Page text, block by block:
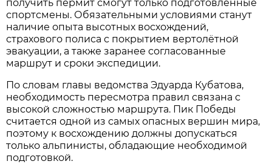
получить пермит смогут только подготовленные
спортсмены. Обязательными условиями станут
наличие опыта высотных восхождений,
страхового полиса с покрытием вертолётной
эвакуации, а также заранее согласованные
маршрут и сроки экспедиции.
По словам главы ведомства Эдуарда Кубатова,
необходимость пересмотра правил связана с
высокой сложностью маршрута. Пик Победы
считается одной из самых опасных вершин мира,
поэтому к восхождению должны допускаться
только альпинисты, обладающие необходимой
подготовкой.